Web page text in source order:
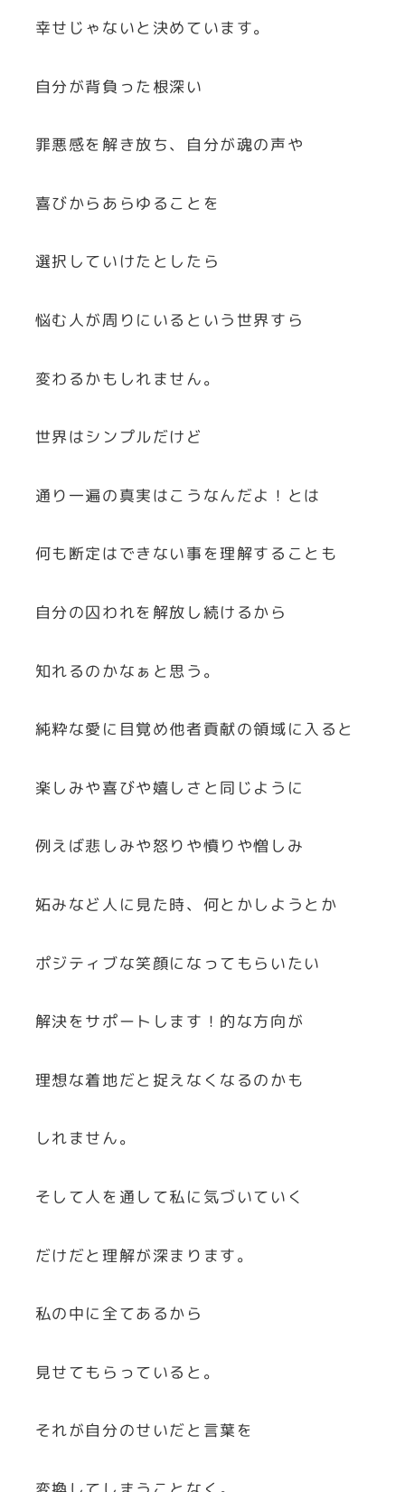
幸せじゃないと決めています。
自分が背負った根深い
罪悪感を解き放ち、自分が魂の声や
喜びからあらゆることを
選択していけたとしたら
悩む人が周りにいるという世界すら
変わるかもしれません。
世界はシンプルだけど
通り一遍の真実はこうなんだよ！とは
何も断定はできない事を理解することも
自分の囚われを解放し続けるから
知れるのかなぁと思う。
純粋な愛に目覚め他者貢献の領域に入ると
楽しみや喜びや嬉しさと同じように
例えば悲しみや怒りや憤りや憎しみ
妬みなど人に見た時、何とかしようとか
ポジティブな笑顔になってもらいたい
解決をサポートします！的な方向が
理想な着地だと捉えなくなるのかも
しれません。
そして人を通して私に気づいていく
だけだと理解が深まります。
私の中に全てあるから
見せてもらっていると。
それが自分のせいだと言葉を